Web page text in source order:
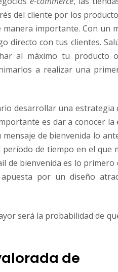
del cliente por los
importante. Con un
directo con tus clientes.
al máximo tu producto o
a realizar una
desarrollar una estrategia
es dar a conocer la
de bienvenida lo
de tiempo en el que
de bienvenida es lo primero
por un diseño
será la probabilidad de
de